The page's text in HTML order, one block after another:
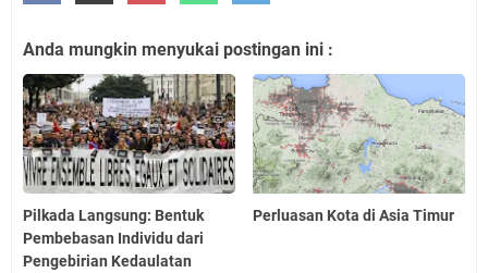
Anda mungkin menyukai postingan ini :
Pilkada Langsung: Bentuk
Pembebasan Individu dari
Pengebirian Kedaulatan
Perluasan Kota di Asia Timur